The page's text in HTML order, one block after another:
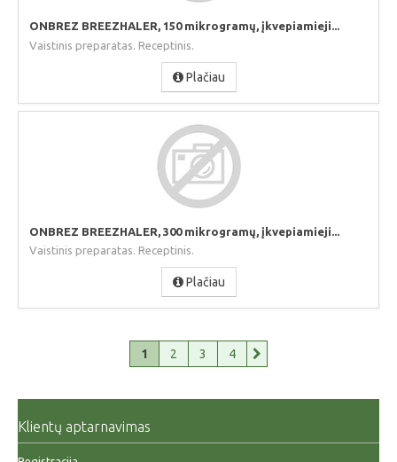
ONBREZ BREEZHALER, 150 mikrogramų, įkvepiamieji...
Vaistinis preparatas. Receptinis.
Plačiau
ONBREZ BREEZHALER, 300 mikrogramų, įkvepiamieji...
Vaistinis preparatas. Receptinis.
Plačiau
1 2 3 4
Klientų aptarnavimas